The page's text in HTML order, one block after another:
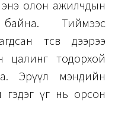
олон ажилчдын
Тиймээс
төсөв дээрээ
цалинг тодорхой
Эрүүл мэндийн
үг нь орсон